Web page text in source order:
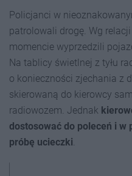
Policjanci w
patrolowali drogę. Wg
momencie wyprzedzili
Na tablicy świetlnej z tyłu
o konieczności zjechania z
skierowaną do kierowcy
radiowozem. Jednak
dostosować do poleceń i w
próbę ucieczki